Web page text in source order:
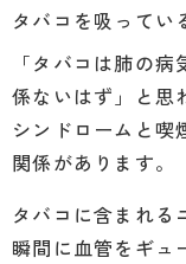
タバコを吸ってい
「タバコは肺の
係ないはず」と思
シンドロームと喫
関係があります。
タバコに含まれる
瞬間に血管をギュ